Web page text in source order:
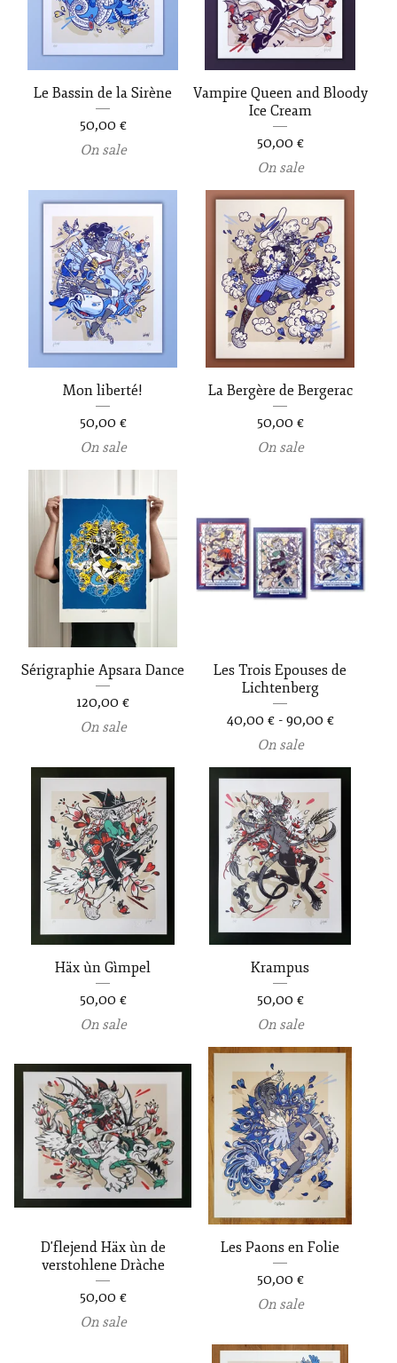
Le Bassin de la Sirène
50,00 €
On sale
Vampire Queen and Bloody
Ice Cream
50,00 €
On sale
Mon liberté!
50,00 €
On sale
La Bergère de Bergerac
50,00 €
On sale
Sérigraphie Apsara Dance
120,00 €
On sale
Les Trois Epouses de
Lichtenberg
40,00 €- 90,00 €
On sale
Häx ùn Gìmpel
50,00 €
On sale
Krampus
50,00 €
On sale
D'flejend Häx ùn de
verstohlene Dràche
50,00 €
On sale
Les Paons en Folie
50,00 €
On sale